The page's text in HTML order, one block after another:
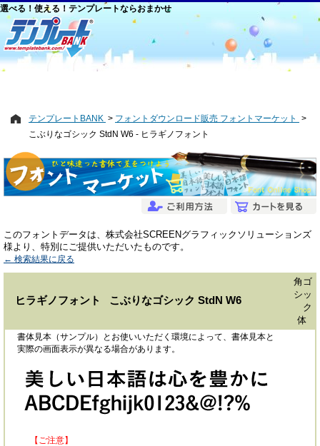
選べる！使える！テンプレートならおまかせ
テンプレートBANK
フォントダウンロード販売 フォントマーケット
こぶりなゴシック StdN W6 - ヒラギノフォント
このフォントデータは、株式会社SCREENグラフィックソリューションズ
様より、特別にご提供いただいたものです。
← 検索結果に戻る
ヒラギノフォント こぶりなゴシック StdN W6
角ゴ
シッ
ク
体
書体見本（サンプル）とお使いいただく環境によって、書体見本と
実際の画面表示が異なる場合があります。
【ご注意】